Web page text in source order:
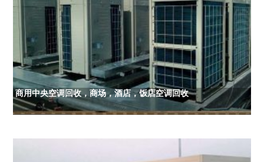
商用中央空调回收，商场，酒店，饭店空调回收